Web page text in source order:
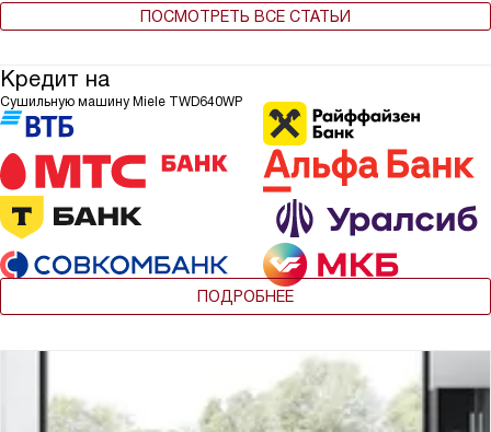
ПОСМОТРЕТЬ ВСЕ СТАТЬИ
Кредит на
Сушильную машину Miele TWD640WP
ПОДРОБНЕЕ